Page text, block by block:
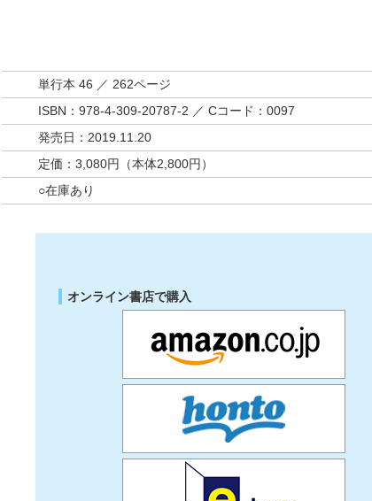
単行本 46 ／ 262ページ
ISBN：978-4-309-20787-2 ／ Cコード：0097
発売日：2019.11.20
定価：3,080円（本体2,800円）
○在庫あり
オンライン書店で購入